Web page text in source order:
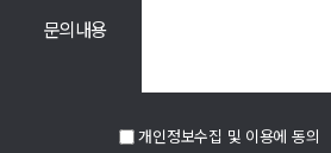
문의내용
개인정보수집 및 이용에 동의